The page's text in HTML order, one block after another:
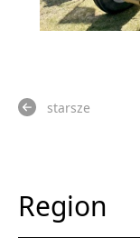
starsze
Region